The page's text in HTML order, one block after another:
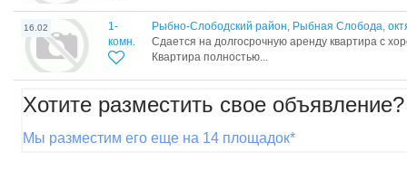
16.02
1-
комн.
Рыбно-Слободский район, Рыбная Слобода,
Сдается на долгосрочную аренду квартира с
Квартира полностью...
Хотите разместить свое объявление?
Мы разместим его еще на 14 площадок*